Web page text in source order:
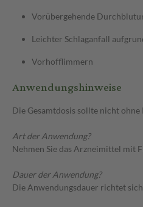
Vorübergehende
Leichter Schlaganfall
Vorhofflimmern
Anwendungshinweise
Die Gesamtdosis sollte nicht
Art der Anwendung?
Nehmen Sie das Arzneimittel mit
Dauer der Anwendung?
Die Anwendungsdauer richtet